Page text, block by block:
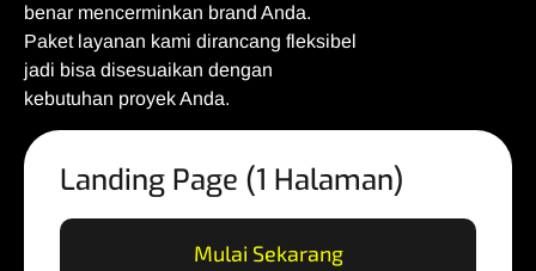
benar mencerminkan brand Anda.
Paket layanan kami dirancang fleksibel
jadi bisa disesuaikan dengan
kebutuhan proyek Anda.
Landing Page (1 Halaman)
Mulai Sekarang